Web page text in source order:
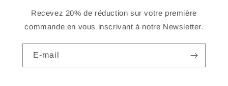
Recevez 20% de réduction sur votre première
commande en vous inscrivant à notre Newsletter.
E-mail